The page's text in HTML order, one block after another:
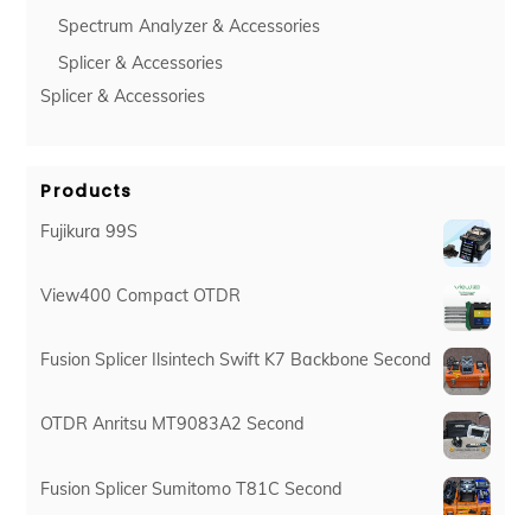
Spectrum Analyzer & Accessories
Splicer & Accessories
Splicer & Accessories
Products
Fujikura 99S
View400 Compact OTDR
Fusion Splicer Ilsintech Swift K7 Backbone Second
OTDR Anritsu MT9083A2 Second
Fusion Splicer Sumitomo T81C Second